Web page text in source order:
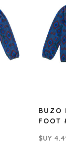
BUZO
FOOT
$UY